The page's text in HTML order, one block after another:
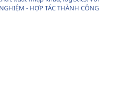
- HỢP TÁC THÀNH CÔNG